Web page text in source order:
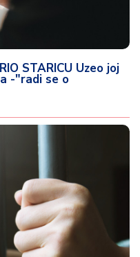
STARICU Uzeo joj
-"radi se o